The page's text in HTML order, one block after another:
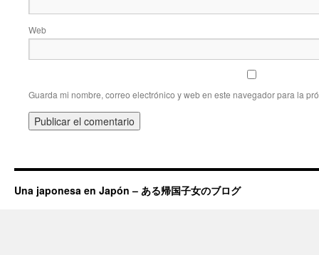
Web
Guarda mi nombre, correo electrónico y web en este navegador para la
Una japonesa en Japón – ある帰国子女のブログ